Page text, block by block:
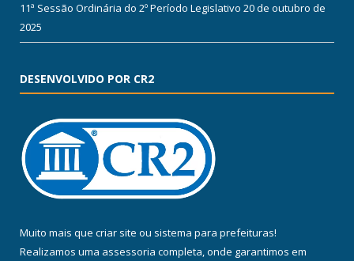
11ª Sessão Ordinária do 2º Período Legislativo 20 de outubro de
2025
DESENVOLVIDO POR CR2
Muito mais que criar site ou sistema para prefeituras!
Realizamos uma assessoria completa, onde garantimos em